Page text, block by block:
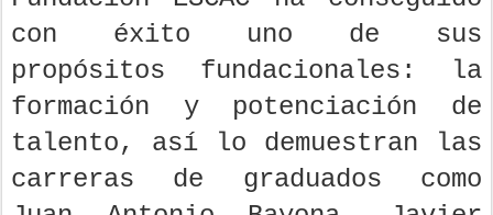
con éxito uno de sus
propósitos fundacionales: la
formación y potenciación de
talento, así lo demuestran las
carreras de graduados como